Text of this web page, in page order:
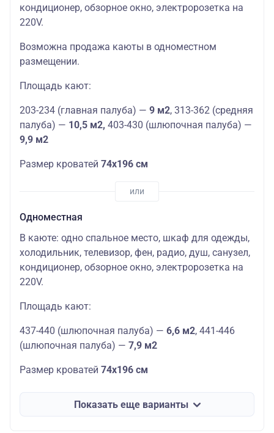
кондиционер, обзорное окно, электророзетка на
220V.
Возможна продажа каюты в одноместном
размещении.
Площадь кают:
203-234 (главная палуба) — 9 м2, 313-362 (средняя
палуба) — 10,5 м2, 403-430 (шлюпочная палуба) —
9,9 м2
Размер кроватей 74х196 см
Одноместная
В каюте: одно спальное место, шкаф для одежды,
холодильник, телевизор, фен, радио, душ, санузел,
кондиционер, обзорное окно, электророзетка на
220V.
Площадь кают:
437-440 (шлюпочная палуба) — 6,6 м2, 441-446
(шлюпочная палуба) — 7,9 м2
Размер кроватей 74х196 см
Показать еще варианты